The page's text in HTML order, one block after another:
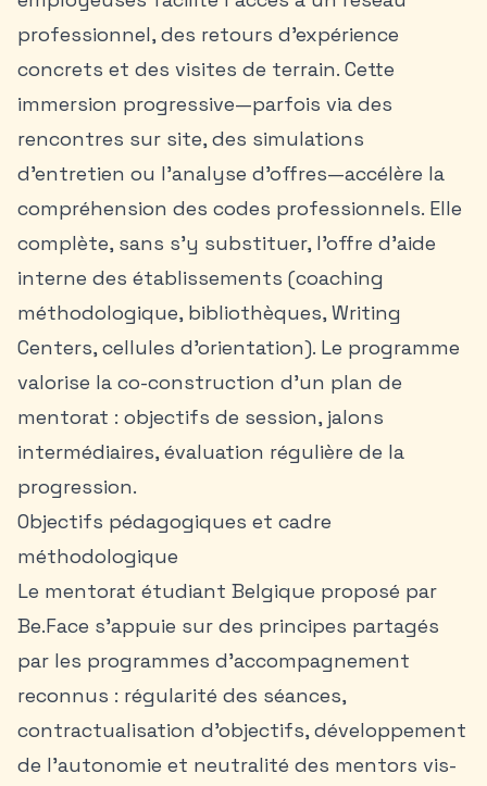
professionnel, des retours d’expérience
concrets et des visites de terrain. Cette
immersion progressive—parfois via des
rencontres sur site, des simulations
d’entretien ou l’analyse d’offres—accélère la
compréhension des codes professionnels. Elle
complète, sans s’y substituer, l’offre d’aide
interne des établissements (coaching
méthodologique, bibliothèques, Writing
Centers, cellules d’orientation). Le programme
valorise la co-construction d’un plan de
mentorat : objectifs de session, jalons
intermédiaires, évaluation régulière de la
progression.
Objectifs pédagogiques et cadre
méthodologique
Le mentorat étudiant Belgique proposé par
Be.Face s’appuie sur des principes partagés
par les programmes d’accompagnement
reconnus : régularité des séances,
contractualisation d’objectifs, développement
de l’autonomie et neutralité des mentors vis-